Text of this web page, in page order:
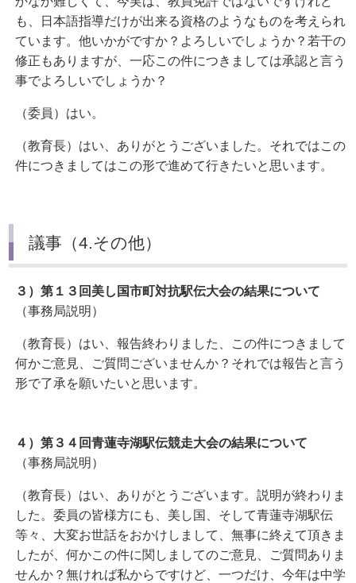
も、日本語指導だけが出来る資格のようなものを考えられ
ています。他いかがですか？よろしいでしょうか？若干の
修正もありますが、一応この件につきましては承認と言う
事でよろしいでしょうか？
（委員）はい。
（教育長）はい、ありがとうございました。それではこの
件につきましてはこの形で進めて行きたいと思います。
議事（4.その他）
３）第１３回美し国市町対抗駅伝大会の結果について
（事務局説明）
（教育長）はい、報告終わりました、この件につきまして
何かご意見、ご質問ございませんか？それでは報告と言う
形で了承を願いたいと思います。
４）第３４回青蓮寺湖駅伝競走大会の結果について
（事務局説明）
（教育長）はい、ありがとうございます。説明が終わりま
した。委員の皆様方にも、美し国、そして青蓮寺湖駅伝
等々、大変お世話をおかけしまして、無事に終えて頂きま
したが、何かこの件に関しましてのご意見、ご質問ありま
せんか？無ければ私からですけど、一つだけ、今年は中学